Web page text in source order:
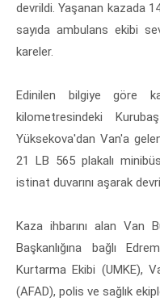
devrildi. Yaşanan kazada
sayıda ambulans ekibi
kareler.
Edinilen bilgiye göre
kilometresindeki
Yüksekova'dan Van'a
21 LB 565 plakalı
istinat duvarını aşarak
Kaza ihbarını alan Van
Başkanlığına bağlı
Kurtarma Ekibi (UMKE),
(AFAD), polis ve sağlık